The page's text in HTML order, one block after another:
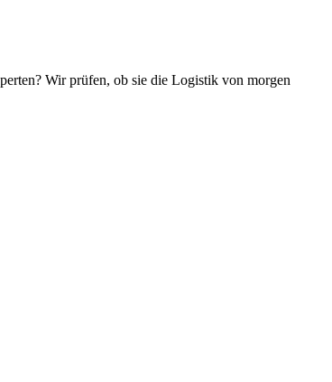
Wir prüfen, ob sie die Logistik von morgen